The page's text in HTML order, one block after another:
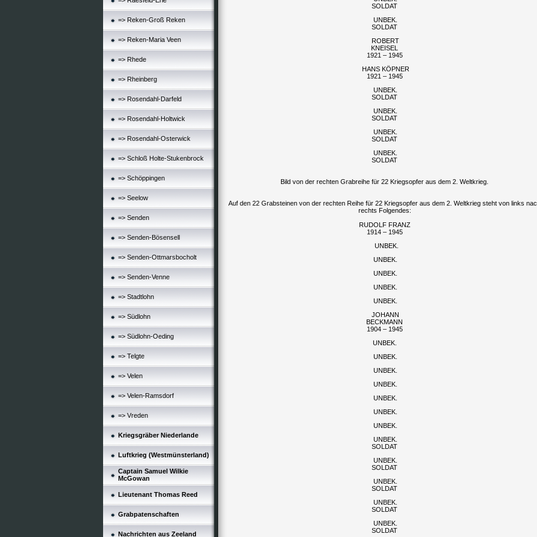
=> Reken-Groß Reken
=> Reken-Maria Veen
=> Rhede
=> Rheinberg
=> Rosendahl-Darfeld
=> Rosendahl-Holtwick
=> Rosendahl-Osterwick
=> Schloß Holte-Stukenbrock
=> Schöppingen
=> Seelow
=> Senden
=> Senden-Bösensell
=> Senden-Ottmarsbocholt
=> Senden-Venne
=> Stadtlohn
=> Südlohn
=> Südlohn-Oeding
=> Telgte
=> Velen
=> Velen-Ramsdorf
=> Vreden
Kriegsgräber Niederlande
Luftkrieg (Westmünsterland)
Captain Samuel Wilkie
McGowan
Lieutenant Thomas Reed
Grabpatenschaften
Nachrichten aus Zeeland
SOLDAT
UNBEK.
SOLDAT
ROBERT
KNEISEL
1921 – 1945
HANS KÖPNER
1921 – 1945
UNBEK.
SOLDAT
UNBEK.
SOLDAT
UNBEK.
SOLDAT
UNBEK.
SOLDAT
Bild von der rechten Grabreihe für 22 Kriegsopfer aus dem 2. Weltkrieg.
Auf den 22 Grabsteinen von der rechten Reihe für 22 Kriegsopfer aus dem 2. Weltkrieg steht von links
rechts Folgendes:
RUDOLF FRANZ
1914 – 1945
UNBEK.
UNBEK.
UNBEK.
UNBEK.
UNBEK.
JOHANN
BECKMANN
1904 – 1945
UNBEK.
UNBEK.
UNBEK.
UNBEK.
UNBEK.
UNBEK.
UNBEK.
UNBEK.
SOLDAT
UNBEK.
SOLDAT
UNBEK.
SOLDAT
UNBEK.
SOLDAT
UNBEK.
SOLDAT